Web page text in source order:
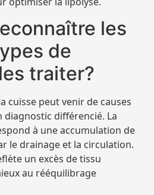
les
de
traiter?
cuisse peut venir de causes
diagnostic différencié. La
à une accumulation de
le drainage et la circulation.
un excès de tissu
au rééquilibrage